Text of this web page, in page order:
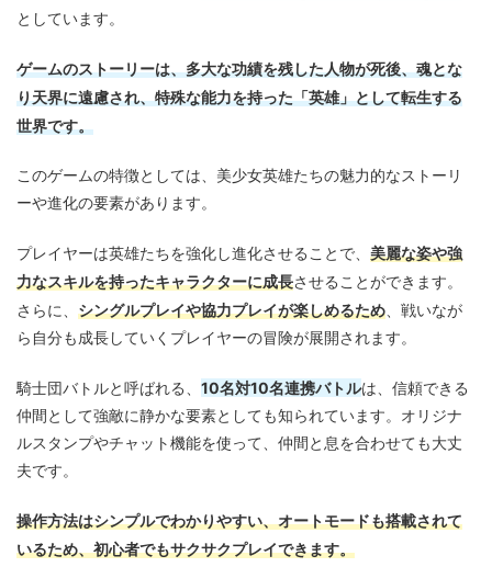
としています。
ゲームのストーリーは、多大な功績を残した人物が死後、魂とな
り天界に遠慮され、特殊な能力を持った「英雄」として転生する
世界です。
このゲームの特徴としては、美少女英雄たちの魅力的なストーリ
ーや進化の要素があります。
プレイヤーは英雄たちを強化し進化させることで、 美麗な姿や強
力なスキルを持ったキャラクターに成長させることができます。
さらに、 シングルプレイや協力プレイが楽しめるため 、戦いなが
ら自分も成長していくプレイヤーの冒険が展開されます。
騎士団バトルと呼ばれる、 10名対10名連携バトルは、信頼できる
仲間として強敵に静かな要素としても知られています。オリジナ
ルスタンプやチャット機能を使って、仲間と息を合わせても大丈
夫です。
操作方法はシンプルでわかりやすい、オートモードも搭載されて
いるため、初心者でもサクサクプレイできます。